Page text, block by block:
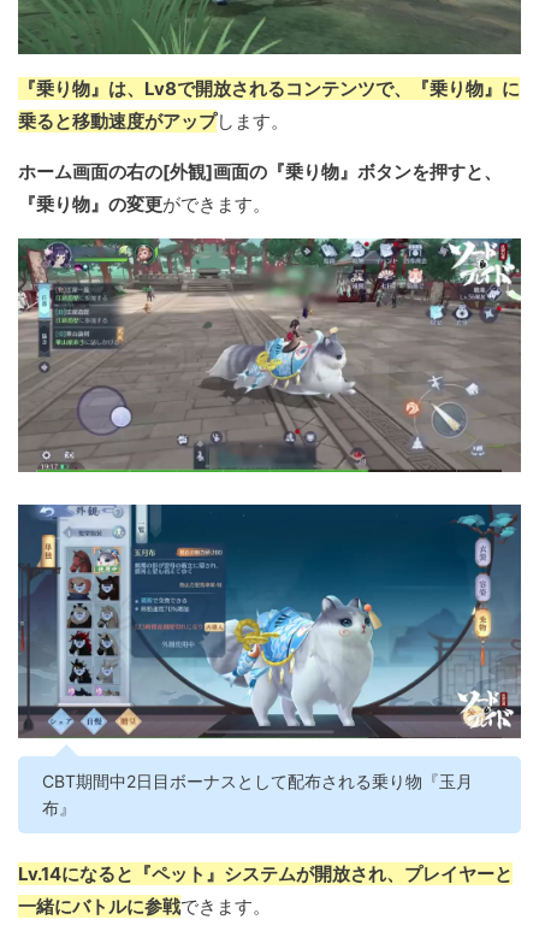
『乗り物』は、Lv8で開放されるコンテンツで、『乗り物』に
乗ると移動速度がアップします。
ホーム画面の右の[外観]画面の『乗り物』ボタンを押すと、
『乗り物』の変更ができます。
CBT期間中2日目ボーナスとして配布される乗り物『玉月
布』
Lv.14になると『ペット』システムが開放され、プレイヤーと
一緒にバトルに参戦できます。